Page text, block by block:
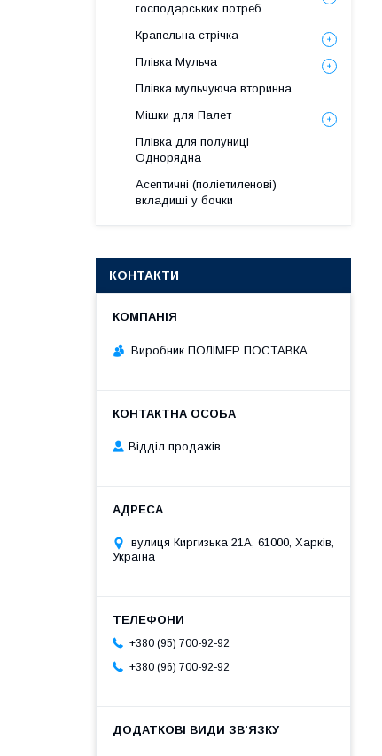
господарських потреб
Крапельна стрічка
Плівка Мульча
Плівка мульчуюча вторинна
Мішки для Палет
Плівка для полуниці
Однорядна
Асептичні (поліетиленові)
вкладиші у бочки
КОНТАКТИ
Виробник ПОЛІМЕР ПОСТАВКА
Відділ продажів
вулиця Киргизька 21А, 61000, Харків,
Україна
+380 (95) 700-92-92
+380 (96) 700-92-92